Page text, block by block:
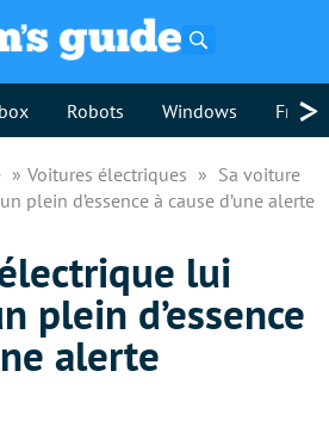
Robots Windows >
Voitures électriques
Sa voiture
plein d’essence à cause d’une alerte
lui
plein d’essence
alerte